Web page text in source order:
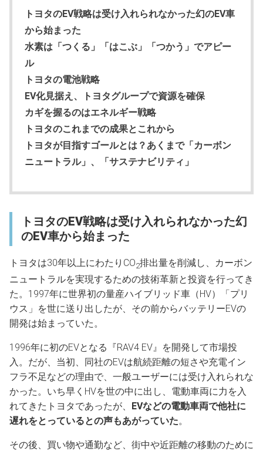
トヨタのEV戦略は受け入れられなかった幻のEV車
から始まった
水素は「つくる」「はこぶ」「つかう」でアピー
ル
トヨタの電池戦略
EV化見据え、トヨタグループで資源を確保
カギを握るのはエネルギー戦略
トヨタのこれまでの成果とこれから
トヨタが目指すゴールとは？あくまで「カーボン
ニュートラル」、「サステナビリティ」
トヨタのEV戦略は受け入れられなかった幻
のEV車から始まった
トヨタは30年以上にわたりCO2排出量を削減し、カーボン
ニュートラルを実現するための技術革新と投資を行ってき
た。1997年に世界初の量産ハイブリッド車（HV）「プリ
ウス」を世に送り出したが、その前からバッテリーEVの
開発は始まっていた。
1996年に初のEVとなる『RAV4 EV』を開発して市場投
入。だが、当初、同社のEVは航続距離の短さや充電イン
フラ不足などの理由で、一般ユーザーには受け入れられな
かった。いち早くHVを世の中に出し、電動車両に力を入
れてきたトヨタであったが、 EVなどの電動車両で他社に
遅れをとっているとの声もあがっていた。
その後、買い物や通勤など、街中や近距離の移動のために